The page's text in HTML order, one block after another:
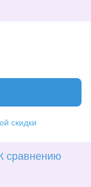
скидки
сравнению